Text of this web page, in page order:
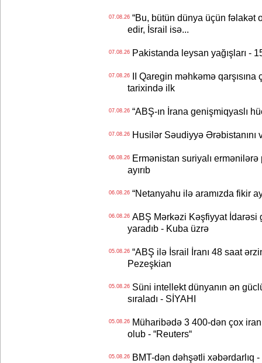
07.08.26“Bu, bütün dünya üçün fəlakət
edir, İsrail isə...
07.08.26Pakistanda leysan yağışları -
07.08.26II Qaregin məhkəmə qarşısına
tarixində ilk
07.08.26“ABŞ-ın İrana genişmiqyaslı
07.08.26Husilər Səudiyyə Ərəbistanını
06.08.26Ermənistan suriyalı ermənilərə
ayırıb
06.08.26“Netanyahu ilə aramızda fikir
06.08.26ABŞ Mərkəzi Kəşfiyyat İdarəsi
yaradıb - Kuba üzrə
05.08.26“ABŞ ilə İsrail İranı 48 saat
Pezeşkian
05.08.26Süni intellekt dünyanın ən
sıraladı - SİYAHI
05.08.26Müharibədə 3 400-dən çox
olub - “Reuters“
05.08.26BMT-dən dəhşətli xəbərdarlıq